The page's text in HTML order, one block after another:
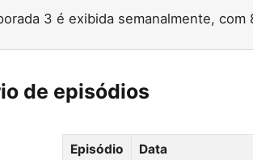
3 é exibida semanalmente,
de episódios
Episódio Data